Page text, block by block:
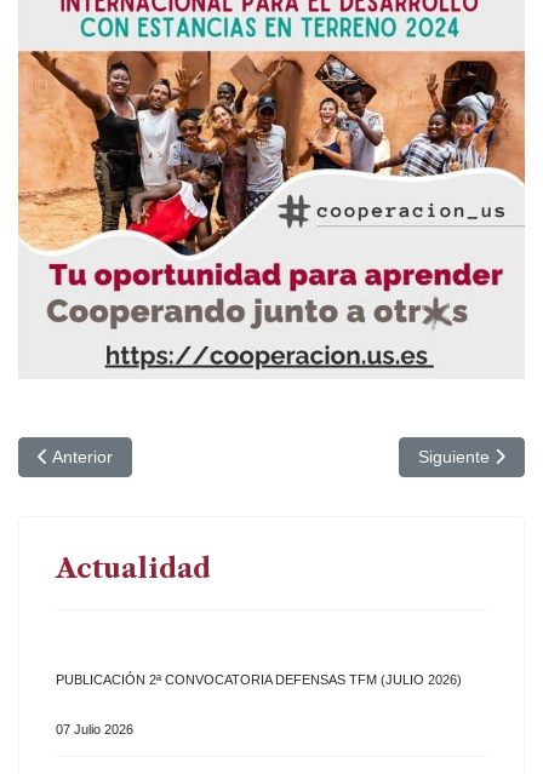
Artículo anterior: Clausura Curso 2023-24
Anterior Artículo
Siguiente
Actualidad
PUBLICACIÓN 2ª CONVOCATORIA DEFENSAS TFM (JULIO 2026)
07 Julio 2026